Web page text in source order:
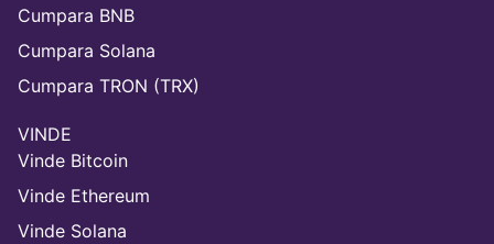
Cumpara BNB
Cumpara Solana
Cumpara TRON (TRX)
VINDE
Vinde Bitcoin
Vinde Ethereum
Vinde Solana